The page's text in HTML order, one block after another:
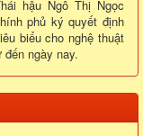
hậu Ngô Thị Ngọc
phủ ký quyết định
biểu cho nghệ thuật
ngày nay.